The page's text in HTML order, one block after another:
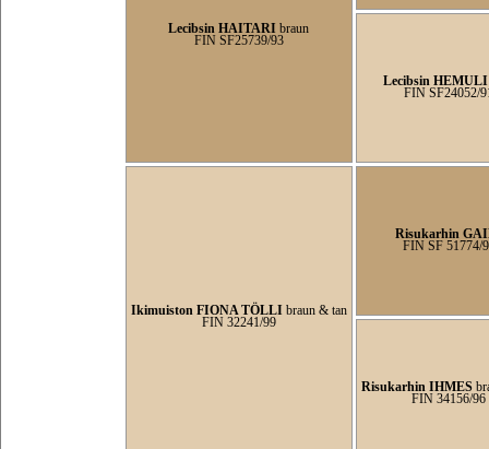
Lecibsin HAITARI braun
FIN SF25739/93
Lecibsin HEMULI
FIN SF24052/
Ikimuiston FIONA TÖLLI braun & tan
FIN 32241/99
Risukarhin
FIN SF 51774/
Risukarhin IHMES
FIN 34156/96